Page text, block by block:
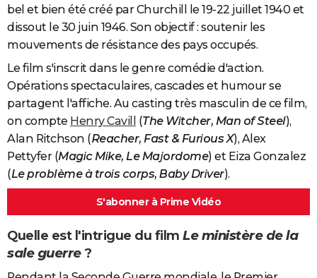
bel et bien été créé par Churchill le 19-22 juillet 1940 et
dissout le 30 juin 1946. Son objectif : soutenir les
mouvements de résistance des pays occupés.
Le film s'inscrit dans le genre comédie d'action.
Opérations spectaculaires, cascades et humour se
partagent l'affiche. Au casting très masculin de ce film,
on compte Henry Cavill (The Witcher, Man of Steel),
Alan Ritchson (Reacher, Fast & Furious X), Alex
Pettyfer (Magic Mike, Le Majordome) et Eiza Gonzalez
(Le problème à trois corps, Baby Driver).
S'abonner à Prime Vidéo
Quelle est l'intrigue du film Le ministère de la
sale guerre?